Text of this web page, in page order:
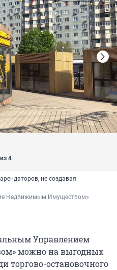
4
не создавая
Недвижимым Имуществом»
Управлением
можно на выгодных
торгово-остановочного